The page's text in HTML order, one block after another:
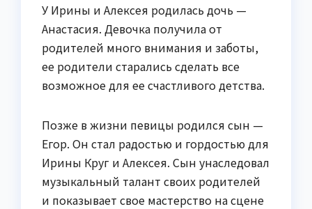
У Ирины и Алексея родилась дочь —
Анастасия. Девочка получила от
родителей много внимания и заботы,
ее родители старались сделать все
возможное для ее счастливого детства.
Позже в жизни певицы родился сын —
Егор. Он стал радостью и гордостью для
Ирины Круг и Алексея. Сын унаследовал
музыкальный талант своих родителей
и показывает свое мастерство на сцене